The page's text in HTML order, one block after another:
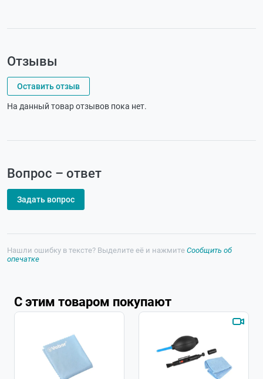
Отзывы
Оставить отзыв
На данный товар отзывов пока нет.
Вопрос – ответ
Задать вопрос
Нашли ошибку в тексте? Выделите её и нажмите Сообщить об
опечатке
С этим товаром покупают